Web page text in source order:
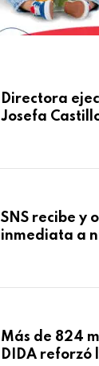
Directora
Josefa
SNS recibe y
inmediata a
Macorís
Más de 824
DIDA reforzó